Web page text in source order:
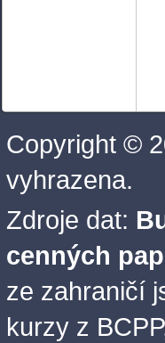
Copyright ©
vyhrazena.
Zdroje dat:
cenných
ze zahraničí
kurzy z